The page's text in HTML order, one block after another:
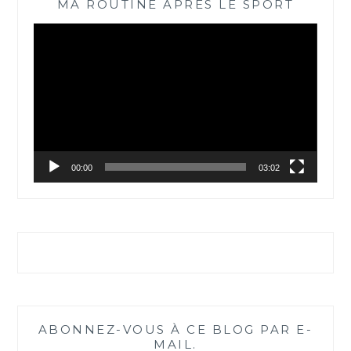
MA ROUTINE APRÈS LE SPORT
00:00 03:02
ABONNEZ-VOUS À CE BLOG PAR E-
MAIL.